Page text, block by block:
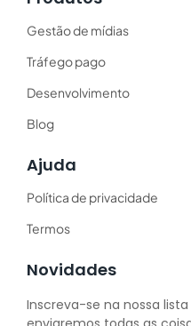
Gestão de mídias
Tráfego pago
Desenvolvimento
Blog
Ajuda
Política de privacidade
Termos
Novidades
Inscreva-se na nossa